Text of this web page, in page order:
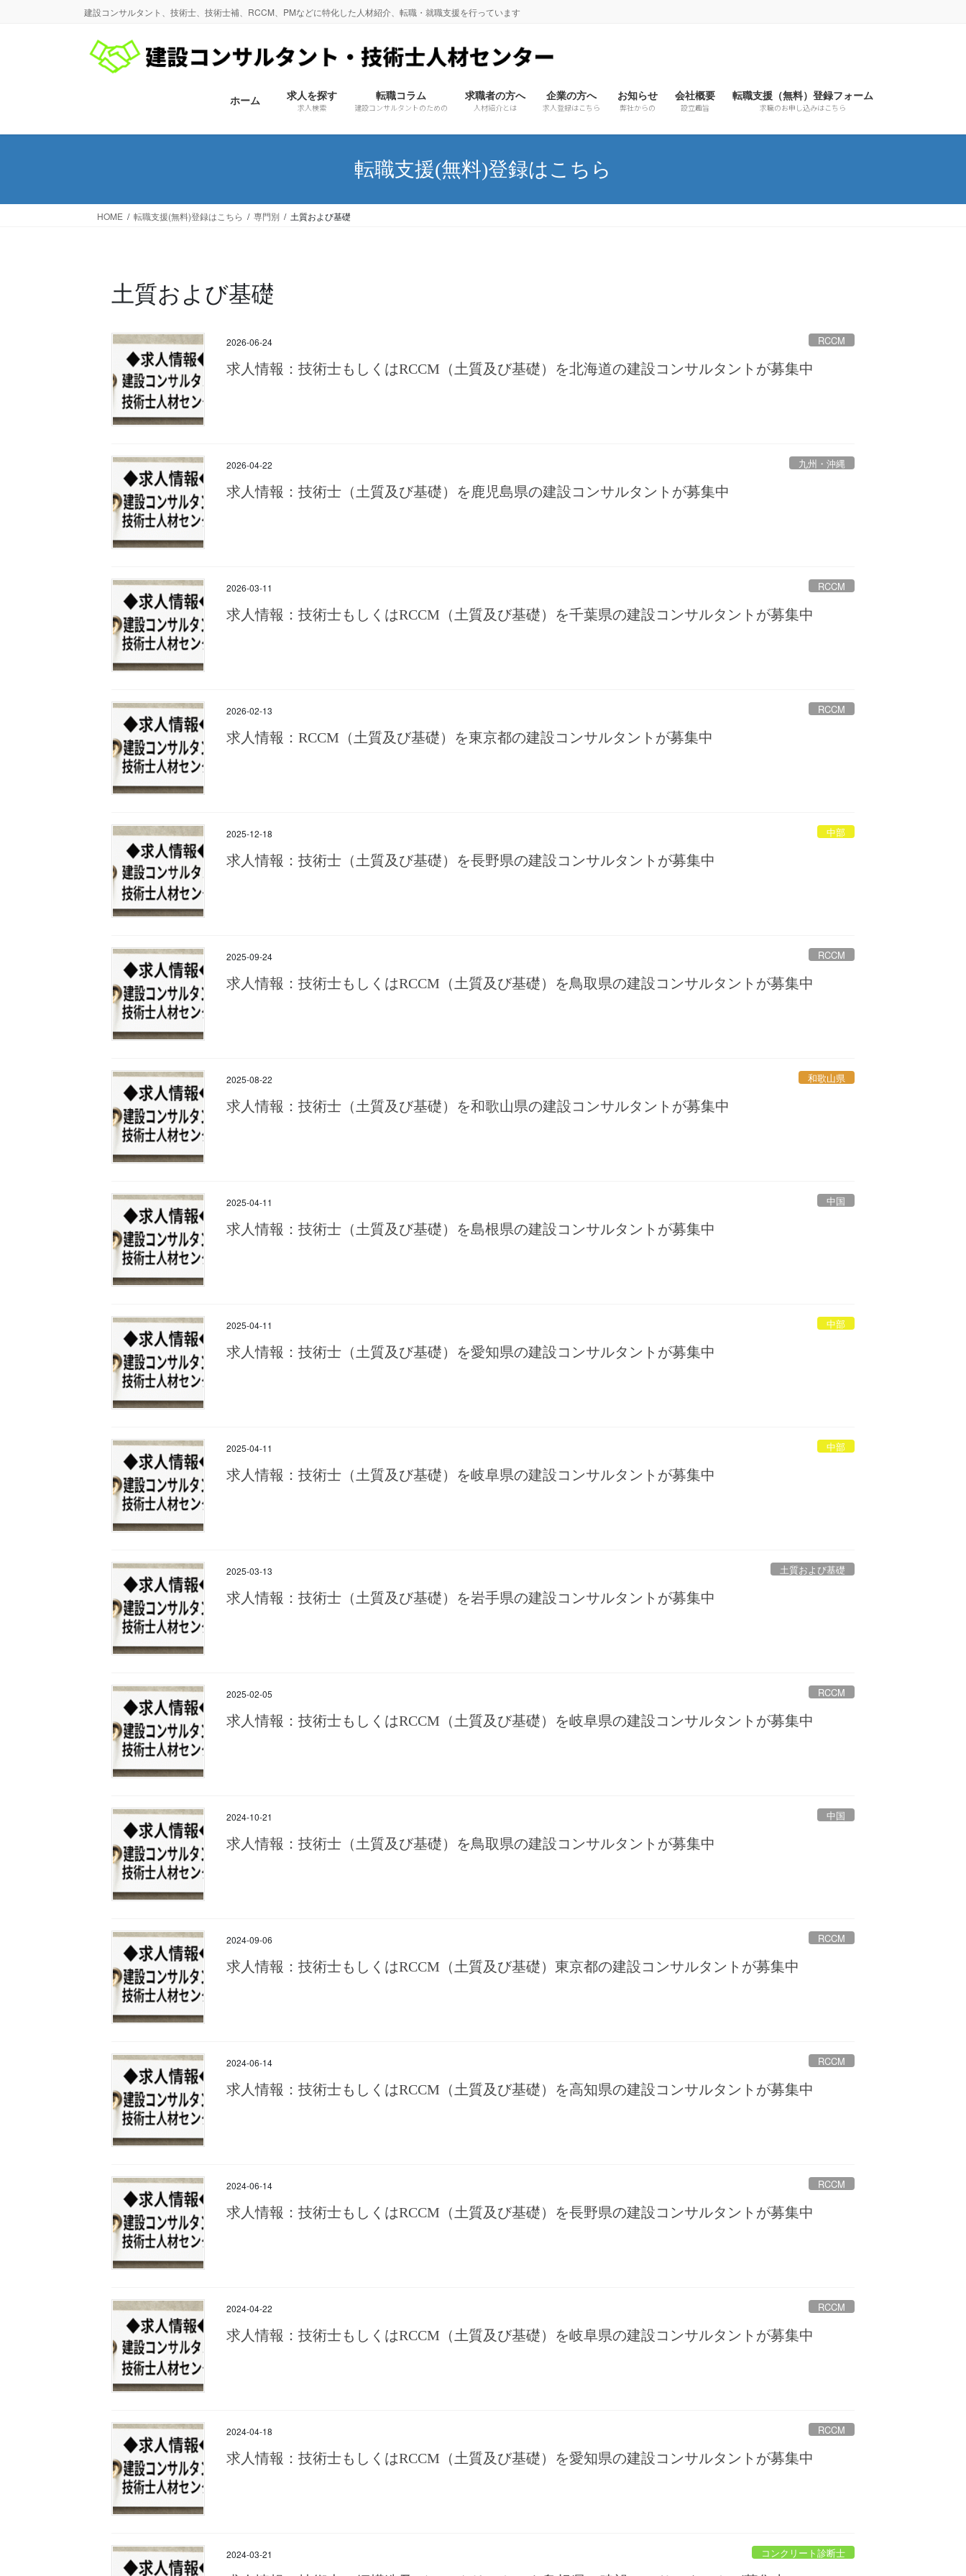
建設コンサルタント、技術士、技術士補、RCCM、PMなどに特化した人材紹介、転職・就職支援を行っています
ホーム 求人を探す
求人検索
転職コラム
建設コンサルタントのための
求職者の方へ
人材紹介とは
企業の方へ
求人登録はこちら
お知らせ
弊社からの
会社概要
設立趣旨
転職支援（無料）登録フォーム
求職のお申し込みはこちら
転職支援(無料)登録はこちら
HOME 転職支援(無料)登録はこちら 専門別 土質および基礎
土質および基礎
2026-06-24 RCCM
求人情報：技術士もしくはRCCM（土質及び基礎）を北海道の建設コンサルタントが募集中
2026-04-22 九州・沖縄
求人情報：技術士（土質及び基礎）を鹿児島県の建設コンサルタントが募集中
2026-03-11 RCCM
求人情報：技術士もしくはRCCM（土質及び基礎）を千葉県の建設コンサルタントが募集中
2026-02-13 RCCM
求人情報：RCCM（土質及び基礎）を東京都の建設コンサルタントが募集中
2025-12-18 中部
求人情報：技術士（土質及び基礎）を長野県の建設コンサルタントが募集中
2025-09-24 RCCM
求人情報：技術士もしくはRCCM（土質及び基礎）を鳥取県の建設コンサルタントが募集中
2025-08-22 和歌山県
求人情報：技術士（土質及び基礎）を和歌山県の建設コンサルタントが募集中
2025-04-11 中国
求人情報：技術士（土質及び基礎）を島根県の建設コンサルタントが募集中
2025-04-11 中部
求人情報：技術士（土質及び基礎）を愛知県の建設コンサルタントが募集中
2025-04-11 中部
求人情報：技術士（土質及び基礎）を岐阜県の建設コンサルタントが募集中
2025-03-13 土質および基礎
求人情報：技術士（土質及び基礎）を岩手県の建設コンサルタントが募集中
2025-02-05 RCCM
求人情報：技術士もしくはRCCM（土質及び基礎）を岐阜県の建設コンサルタントが募集中
2024-10-21 中国
求人情報：技術士（土質及び基礎）を鳥取県の建設コンサルタントが募集中
2024-09-06 RCCM
求人情報：技術士もしくはRCCM（土質及び基礎）東京都の建設コンサルタントが募集中
2024-06-14 RCCM
求人情報：技術士もしくはRCCM（土質及び基礎）を高知県の建設コンサルタントが募集中
2024-06-14 RCCM
求人情報：技術士もしくはRCCM（土質及び基礎）を長野県の建設コンサルタントが募集中
2024-04-22 RCCM
求人情報：技術士もしくはRCCM（土質及び基礎）を岐阜県の建設コンサルタントが募集中
2024-04-18 RCCM
求人情報：技術士もしくはRCCM（土質及び基礎）を愛知県の建設コンサルタントが募集中
2024-03-21 コンクリート診断士